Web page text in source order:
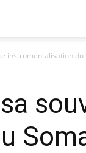
instrumentalisation du